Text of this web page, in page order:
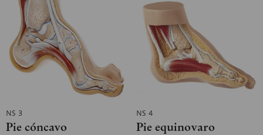
NS 3
Pie cóncavo
NS 4
Pie equinovaro